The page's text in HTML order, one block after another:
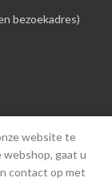
bezoekadres)
website te
gaat u
contact op met